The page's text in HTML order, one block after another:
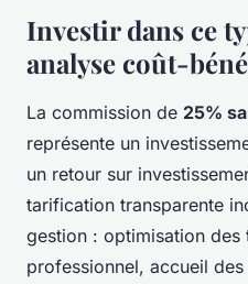
Investir dans ce
analyse coût-
La commission de 25%
représente un
un retour sur
tarification transparente
gestion : optimisation des
professionnel, accueil